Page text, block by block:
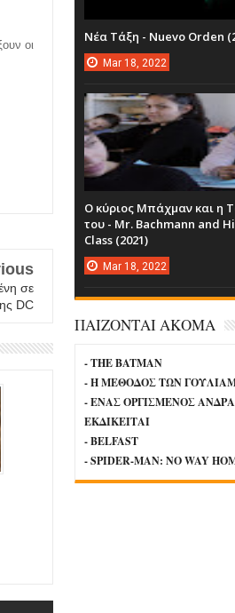
οι
σε
DC
Νέα Τάξη - Nuevo Orden
Mar 18, 2022
Ο κύριος Μπάχμαν και η
του - Mr. Bachmann and
Class (2021)
Mar 18, 2022
ΠΑΙΖΟΝΤΑΙ ΑΚΟΜΑ
- THE BATMAN
- Η ΜΕΘΟΔΟΣ ΤΩΝ
- ΕΝΑΣ ΟΡΓΙΣΜΕΝΟΣ
ΕΚΔΙΚΕΙΤΑΙ
- BELFAST
- SPIDER-MAN: NO WAY